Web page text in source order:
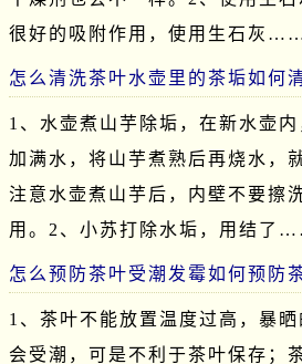
很好的吸附作用，使用生石灰
怎么清洗茶叶水壶里的茶垢如何
1、水壶煮山芋除垢，在新水壶
加满水，将山芋煮熟后再烧水，
注意水壶煮山芋后，内壁不要擦
用。2、小苏打除水垢，用结了
怎么预防茶叶受潮发霉如何预防
1、茶叶不能放置温度过高，暴
会受潮，可是不利于茶叶保存；